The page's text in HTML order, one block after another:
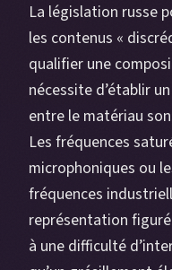
La législation russe
les contenus «
qualifier une
nécessite d’établir
entre le matériau
Les fréquences
microphoniques ou
fréquences
représentation
à une difficulté